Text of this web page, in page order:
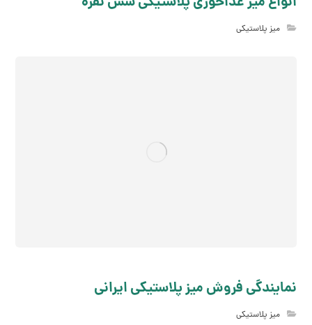
میز پلاستیکی
نمایندگی فروش میز پلاستیکی ایرانی
میز پلاستیکی